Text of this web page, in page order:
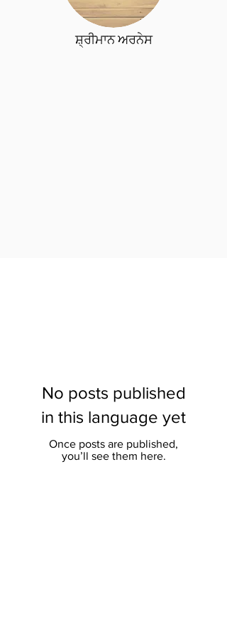
ਸ਼੍ਰੀਮਾਨ ਅਰਨੇਸ
No posts published
in this language yet
Once posts are published,
you’ll see them here.